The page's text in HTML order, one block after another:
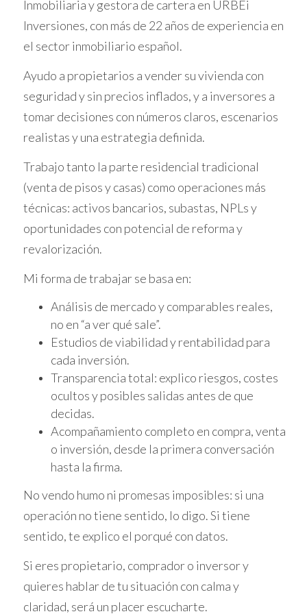
¿Qué implica un estudio económico?
Un buen estudio económico es esencial para
solo incluye el precio de compra, sino
también todos los gastos asociados que
pueden surgir durante el proceso. Algunos
elementos clave a considerar son:
Impuestos sobre la propiedad.
Gastos notariales y registrales.
Costos de reforma o rehabilitación.
servicios públicos.
Posibles imprevistos que puedan surgir.
Es fundamental ser realista en tus
todo saldrá perfecto. La transparencia
contigo mismo es crucial para evitar
sorpresas desagradables.
Caso Práctico 1: La historia de Laura
Laura decidió participar en una subasta con
grandes expectativas. Hizo su investigación y
pensó que había encontrado una gran
oportunidad. Sin embargo, al ganar la puja,
los gastos de reforma necesarios para hacer
habitable la propiedad. Al final, sus costos
superaron su presupuesto inicial y tuvo que
replantearse su inversión. Este caso resalta la
fundamentado.
Inmobiliaria y gestora de cartera en URBEi
Inversiones, con más de 22 años de experiencia en
el sector inmobiliario español.
Ayudo a propietarios a vender su vivienda con
seguridad y sin precios inflados, y a inversores a
tomar decisiones con números claros, escenarios
realistas y una estrategia definida.
Trabajo tanto la parte residencial tradicional
(venta de pisos y casas) como operaciones más
técnicas: activos bancarios, subastas, NPLs y
oportunidades con potencial de reforma y
revalorización.
Mi forma de trabajar se basa en:
Análisis de mercado y comparables reales,
no en “a ver qué sale”.
Estudios de viabilidad y rentabilidad para
cada inversión.
Transparencia total: explico riesgos, costes
ocultos y posibles salidas antes de que
decidas.
Acompañamiento completo en compra, venta
o inversión, desde la primera conversación
hasta la firma.
No vendo humo ni promesas imposibles: si una
operación no tiene sentido, lo digo. Si tiene
sentido, te explico el porqué con datos.
Si eres propietario, comprador o inversor y
quieres hablar de tu situación con calma y
claridad, será un placer escucharte.